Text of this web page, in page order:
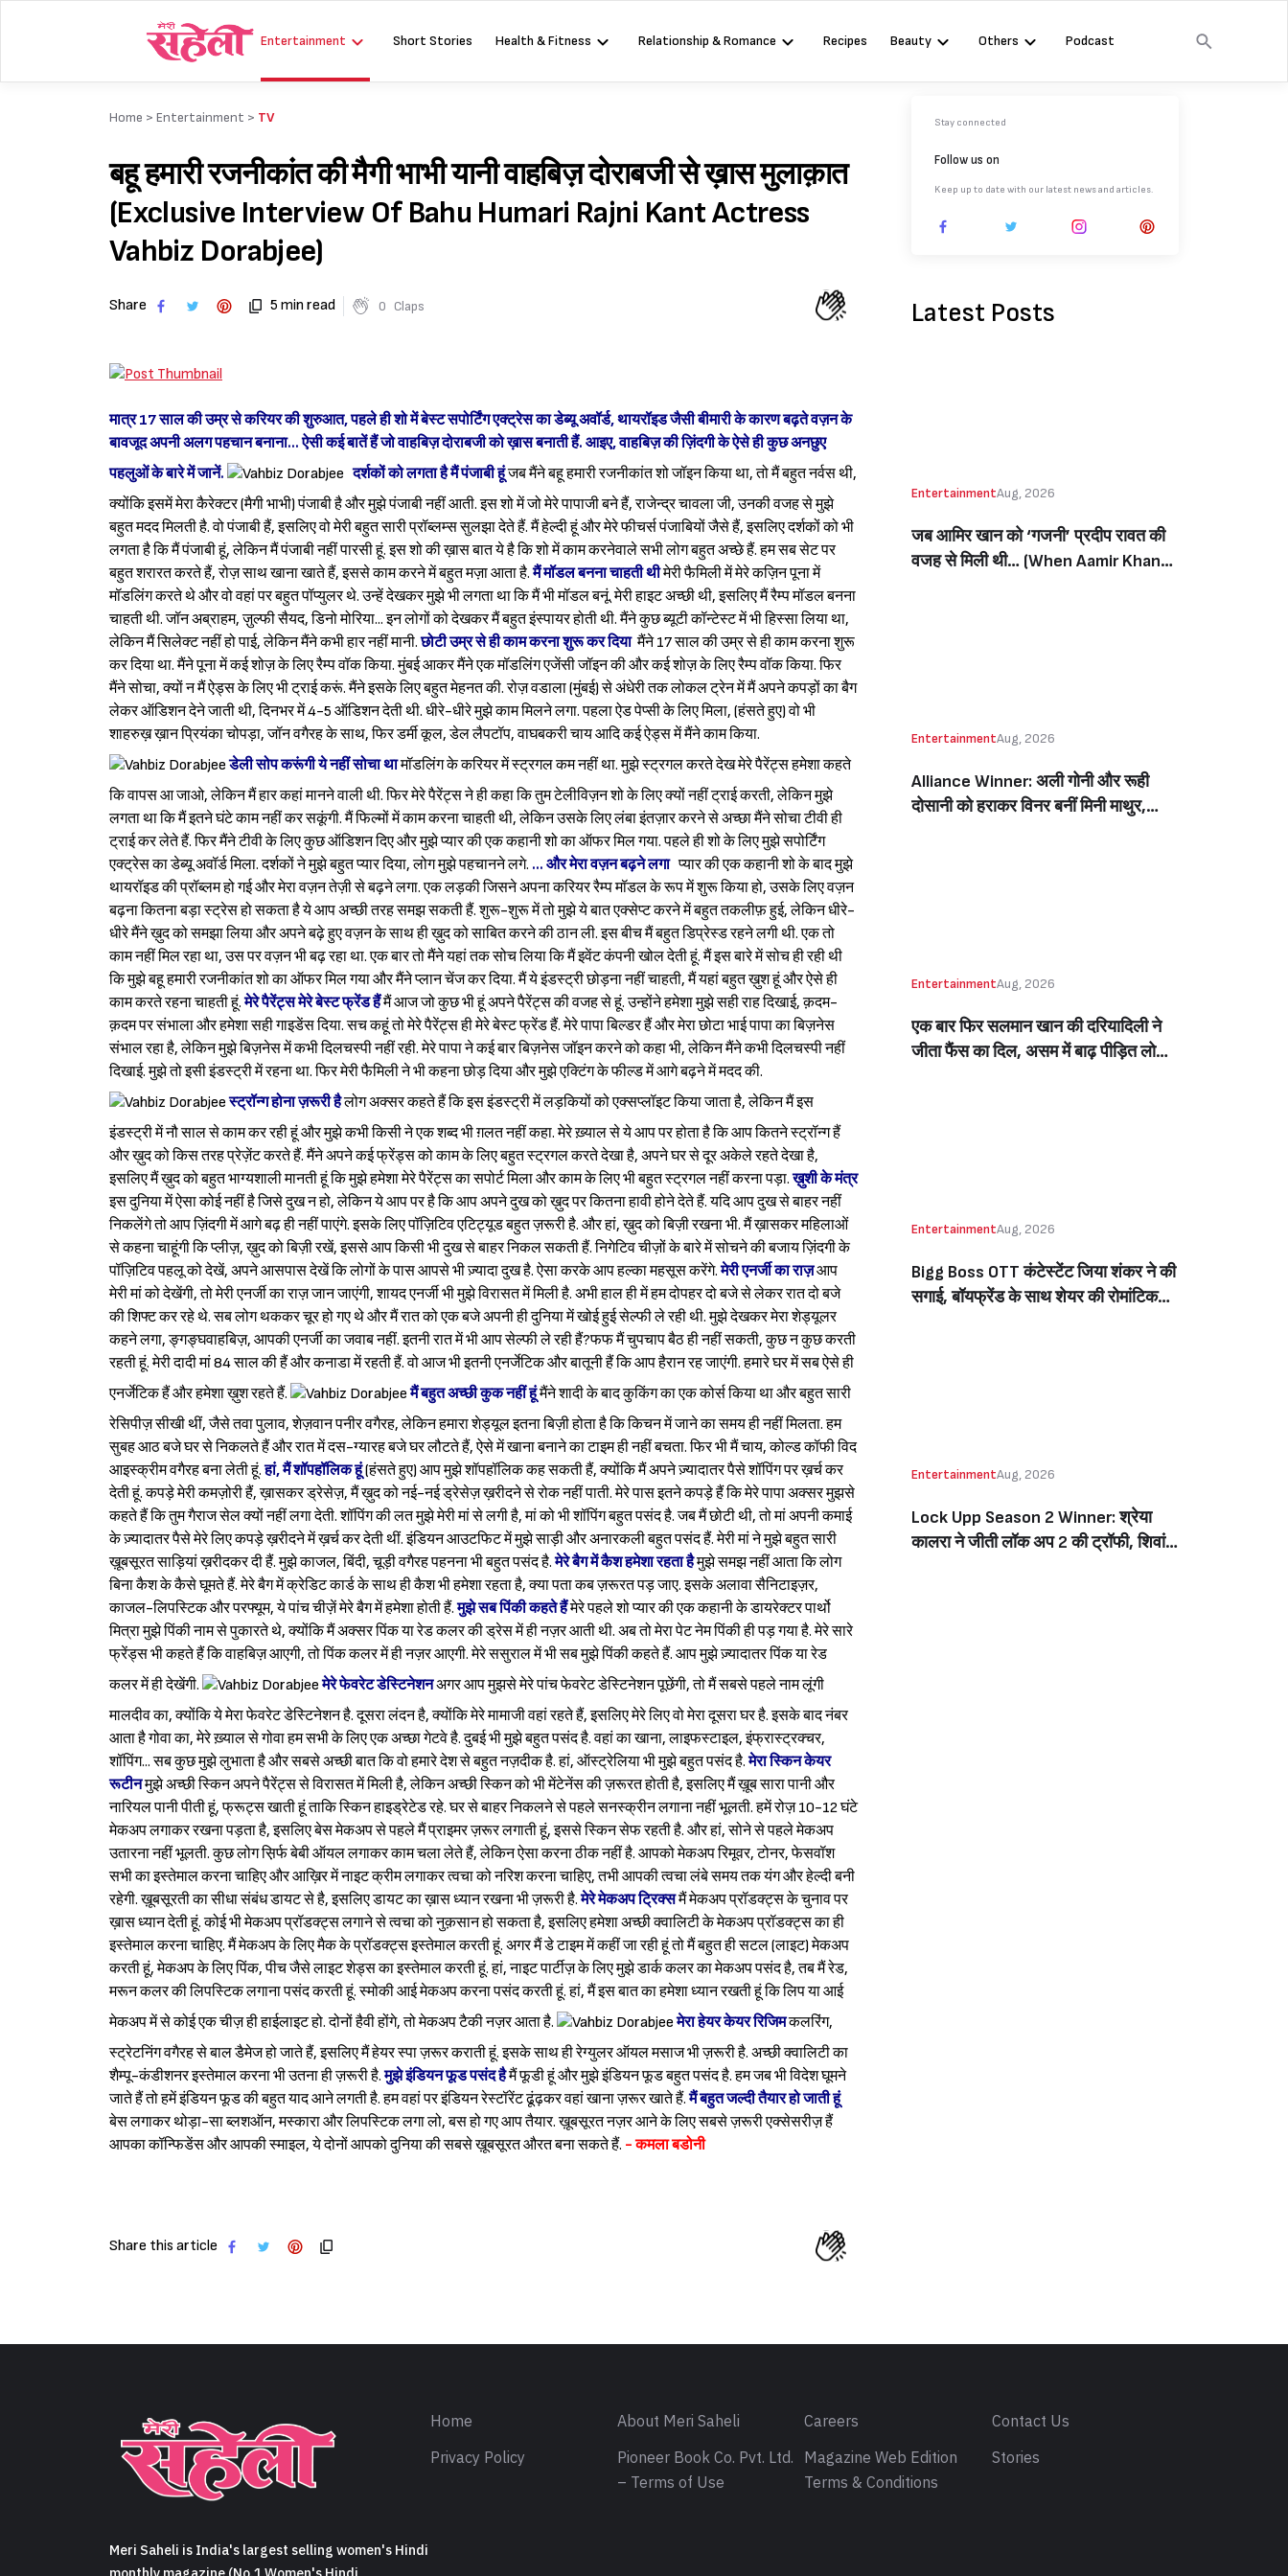
Sign in
Entertainment Short Stories Health & Fitness Relationship & Romance Recipes Beauty Others Podcast
Home > Entertainment > TV
बहू हमारी रजनीकांत की मैगी भाभी यानी वाहबिज़ दोराबजी से ख़ास मुलाक़ात
(Exclusive Interview Of Bahu Humari Rajni Kant Actress
Vahbiz Dorabjee)
Share 5 min read 0 Claps
मात्र 17 साल की उम्र से करियर की शुरुआत, पहले ही शो में बेस्ट सपोर्टिंग एक्ट्रेस का डेब्यू अवॉर्ड, थायरॉइड जैसी बीमारी के कारण बढ़ते वज़न के
बावजूद अपनी अलग पहचान बनाना... ऐसी कई बातें हैं जो वाहबिज़ दोराबजी को ख़ास बनाती हैं. आइए, वाहबिज़ की ज़िंदगी के ऐसे ही कुछ अनछुए
पहलुओं के बारे में जानें.
दर्शकों को लगता है मैं पंजाबी हूंजब मैंने बहू हमारी रजनीकांत शो जॉइन किया था, तो मैं बहुत नर्वस थी,
क्योंकि इसमें मेरा कैरेक्टर (मैगी भाभी) पंजाबी है और मुझे पंजाबी नहीं आती. इस शो में जो मेरे पापाजी बने हैं, राजेन्द्र चावला जी, उनकी वजह से मुझे
बहुत मदद मिलती है. वो पंजाबी हैं, इसलिए वो मेरी बहुत सारी प्रॉब्लम्स सुलझा देते हैं. मैं हेल्दी हूं और मेरे फीचर्स पंजाबियों जैसे हैं, इसलिए दर्शकों को भी
लगता है कि मैं पंजाबी हूं, लेकिन मैं पंजाबी नहीं पारसी हूं. इस शो की ख़ास बात ये है कि शो में काम करनेवाले सभी लोग बहुत अच्छे हैं. हम सब सेट पर
बहुत शरारत करते हैं, रोज़ साथ खाना खाते हैं, इससे काम करने में बहुत मज़ा आता है.मैं मॉडल बनना चाहती थीमेरी फैमिली में मेरे कज़िन पूना में
मॉडलिंग करते थे और वो वहां पर बहुत पॉप्युलर थे. उन्हें देखकर मुझे भी लगता था कि मैं भी मॉडल बनूं. मेरी हाइट अच्छी थी, इसलिए मैं रैम्प मॉडल बनना
चाहती थी. जॉन अब्राहम, ज़ुल्फी सैयद, डिनो मोरिया... इन लोगों को देखकर मैं बहुत इंस्पायर होती थी. मैंने कुछ ब्यूटी कॉन्टेस्ट में भी हिस्सा लिया था,
लेकिन मैं सिलेक्ट नहीं हो पाई, लेकिन मैंने कभी हार नहीं मानी.छोटी उम्र से ही काम करना शुरू कर दिया मैंने 17 साल की उम्र से ही काम करना शुरू
कर दिया था. मैंने पूना में कई शोज़ के लिए रैम्प वॉक किया. मुंबई आकर मैंने एक मॉडलिंग एजेंसी जॉइन की और कई शोज़ के लिए रैम्प वॉक किया. फिर
मैंने सोचा, क्यों न मैं ऐड्स के लिए भी ट्राई करूं. मैंने इसके लिए बहुत मेहनत की. रोज़ वडाला (मुंबई) से अंधेरी तक लोकल ट्रेन में मैं अपने कपड़ों का बैग
लेकर ऑडिशन देने जाती थी, दिनभर में 4-5 ऑडिशन देती थी. धीरे-धीरे मुझे काम मिलने लगा. पहला ऐड पेप्सी के लिए मिला, (हंसते हुए) वो भी
शाहरुख़ ख़ान प्रियंका चोपड़ा, जॉन वगैरह के साथ, फिर डर्मी कूल, डेल लैपटॉप, वाघबकरी चाय आदि कई ऐड्स में मैंने काम किया.
डेली सोप करूंगी ये नहीं सोचा थामॉडलिंग के करियर में स्ट्रगल कम नहीं था. मुझे स्ट्रगल करते देख मेरे पैरेंट्स हमेशा कहते
कि वापस आ जाओ, लेकिन मैं हार कहां मानने वाली थी. फिर मेरे पैरेंट्स ने ही कहा कि तुम टेलीविज़न शो के लिए क्यों नहीं ट्राई करती, लेकिन मुझे
लगता था कि मैं इतने घंटे काम नहीं कर सकूंगी. मैं फिल्मों में काम करना चाहती थी, लेकिन उसके लिए लंबा इंतज़ार करने से अच्छा मैंने सोचा टीवी ही
ट्राई कर लेते हैं. फिर मैंने टीवी के लिए कुछ ऑडिशन दिए और मुझे प्यार की एक कहानी शो का ऑफर मिल गया. पहले ही शो के लिए मुझे सपोर्टिंग
एक्ट्रेस का डेब्यू अवॉर्ड मिला. दर्शकों ने मुझे बहुत प्यार दिया, लोग मुझे पहचानने लगे. ... और मेरा वज़न बढ़ने लगा प्यार की एक कहानी शो के बाद मुझे
थायरॉइड की प्रॉब्लम हो गई और मेरा वज़न तेज़ी से बढ़ने लगा. एक लड़की जिसने अपना करियर रैम्प मॉडल के रूप में शुरू किया हो, उसके लिए वज़न
बढ़ना कितना बड़ा स्ट्रेस हो सकता है ये आप अच्छी तरह समझ सकती हैं. शुरू-शुरू में तो मुझे ये बात एक्सेप्ट करने में बहुत तकलीफ़ हुई, लेकिन धीरे-
धीरे मैंने ख़ुद को समझा लिया और अपने बढ़े हुए वज़न के साथ ही ख़ुद को साबित करने की ठान ली. इस बीच मैं बहुत डिप्रेस्ड रहने लगी थी. एक तो
काम नहीं मिल रहा था, उस पर वज़न भी बढ़ रहा था. एक बार तो मैंने यहां तक सोच लिया कि मैं इवेंट कंपनी खोल देती हूं. मैं इस बारे में सोच ही रही थी
कि मुझे बहू हमारी रजनीकांत शो का ऑफर मिल गया और मैंने प्लान चेंज कर दिया. मैं ये इंडस्ट्री छोड़ना नहीं चाहती, मैं यहां बहुत ख़ुश हूं और ऐसे ही
काम करते रहना चाहती हूं.मेरे पैरेंट्स मेरे बेस्ट फ्रेंड हैंमैं आज जो कुछ भी हूं अपने पैरेंट्स की वजह से हूं. उन्होंने हमेशा मुझे सही राह दिखाई, क़दम-
क़दम पर संभाला और हमेशा सही गाइडेंस दिया. सच कहूं तो मेरे पैरेंट्स ही मेरे बेस्ट फ्रेंड हैं. मेरे पापा बिल्डर हैं और मेरा छोटा भाई पापा का बिज़नेस
संभाल रहा है, लेकिन मुझे बिज़नेस में कभी दिलचस्पी नहीं रही. मेरे पापा ने कई बार बिज़नेस जॉइन करने को कहा भी, लेकिन मैंने कभी दिलचस्पी नहीं
दिखाई. मुझे तो इसी इंडस्ट्री में रहना था. फिर मेरी फैमिली ने भी कहना छोड़ दिया और मुझे एक्टिंग के फील्ड में आगे बढ़ने में मदद की.
स्ट्रॉन्ग होना ज़रूरी हैलोग अक्सर कहते हैं कि इस इंडस्ट्री में लड़कियों को एक्सप्लॉइट किया जाता है, लेकिन मैं इस
इंडस्ट्री में नौ साल से काम कर रही हूं और मुझे कभी किसी ने एक शब्द भी ग़लत नहीं कहा. मेरे ख़्याल से ये आप पर होता है कि आप कितने स्ट्रॉन्ग हैं
और ख़ुद को किस तरह प्रेज़ेंट करते हैं. मैंने अपने कई फ्रेंड्स को काम के लिए बहुत स्ट्रगल करते देखा है, अपने घर से दूर अकेले रहते देखा है,
इसलिए मैं ख़ुद को बहुत भाग्यशाली मानती हूं कि मुझे हमेशा मेरे पैरेंट्स का सपोर्ट मिला और काम के लिए भी बहुत स्ट्रगल नहीं करना पड़ा.ख़ुशी के मंत्र
इस दुनिया में ऐसा कोई नहीं है जिसे दुख न हो, लेकिन ये आप पर है कि आप अपने दुख को ख़ुद पर कितना हावी होने देते हैं. यदि आप दुख से बाहर नहीं
निकलेंगे तो आप ज़िंदगी में आगे बढ़ ही नहीं पाएंगे. इसके लिए पॉज़िटिव एटिट्यूड बहुत ज़रूरी है. और हां, ख़ुद को बिज़ी रखना भी. मैं ख़ासकर महिलाओं
से कहना चाहूंगी कि प्लीज़, ख़ुद को बिज़ी रखें, इससे आप किसी भी दुख से बाहर निकल सकती हैं. निगेटिव चीज़ों के बारे में सोचने की बजाय ज़िंदगी के
पॉज़िटिव पहलू को देखें, अपने आसपास देखें कि लोगों के पास आपसे भी ज़्यादा दुख है. ऐसा करके आप हल्का महसूस करेंगे.मेरी एनर्जी का राज़आप
मेरी मां को देखेंगी, तो मेरी एनर्जी का राज़ जान जाएंगी, शायद एनर्जी भी मुझे विरासत में मिली है. अभी हाल ही में हम दोपहर दो बजे से लेकर रात दो बजे
की शिफ्ट कर रहे थे. सब लोग थककर चूर हो गए थे और मैं रात को एक बजे अपनी ही दुनिया में खोई हुई सेल्फी ले रही थी. मुझे देखकर मेरा शेड्यूलर
कहने लगा, ङ्गङ्घवाहबिज़, आपकी एनर्जी का जवाब नहीं. इतनी रात में भी आप सेल्फी ले रही हैं?फफ मैं चुपचाप बैठ ही नहीं सकती, कुछ न कुछ करती
रहती हूं. मेरी दादी मां 84 साल की हैं और कनाडा में रहती हैं. वो आज भी इतनी एनर्जेटिक और बातूनी हैं कि आप हैरान रह जाएंगी. हमारे घर में सब ऐसे ही
एनर्जेटिक हैं और हमेशा ख़ुश रहते हैं.
मैं बहुत अच्छी कुक नहीं हूंमैंने शादी के बाद कुकिंग का एक कोर्स किया था और बहुत सारी
रेसिपीज़ सीखी थीं, जैसे तवा पुलाव, शेज़वान पनीर वगैरह, लेकिन हमारा शेड्यूल इतना बिज़ी होता है कि किचन में जाने का समय ही नहीं मिलता. हम
सुबह आठ बजे घर से निकलते हैं और रात में दस-ग्यारह बजे घर लौटते हैं, ऐसे में खाना बनाने का टाइम ही नहीं बचता. फिर भी मैं चाय, कोल्ड कॉफी विद
आइस्क्रीम वगैरह बना लेती हूं.हां, मैं शॉपहॉलिक हूं(हंसते हुए) आप मुझे शॉपहॉलिक कह सकती हैं, क्योंकि मैं अपने ज़्यादातर पैसे शॉपिंग पर ख़र्च कर
देती हूं. कपड़े मेरी कमज़ोरी हैं, ख़ासकर ड्रेसेज़, मैं ख़ुद को नई-नई ड्रेसेज़ ख़रीदने से रोक नहीं पाती. मेरे पास इतने कपड़े हैं कि मेरे पापा अक्सर मुझसे
कहते हैं कि तुम गैराज सेल क्यों नहीं लगा देती. शॉपिंग की लत मुझे मेरी मां से लगी है, मां को भी शॉपिंग बहुत पसंद है. जब मैं छोटी थी, तो मां अपनी कमाई
के ज़्यादातर पैसे मेरे लिए कपड़े ख़रीदने में ख़र्च कर देती थीं. इंडियन आउटफिट में मुझे साड़ी और अनारकली बहुत पसंद हैं. मेरी मां ने मुझे बहुत सारी
ख़ूबसूरत साड़ियां ख़रीदकर दी हैं. मुझे काजल, बिंदी, चूड़ी वगैरह पहनना भी बहुत पसंद है.मेरे बैग में कैश हमेशा रहता हैमुझे समझ नहीं आता कि लोग
बिना कैश के कैसे घूमते हैं. मेरे बैग में क्रेडिट कार्ड के साथ ही कैश भी हमेशा रहता है, क्या पता कब ज़रूरत पड़ जाए. इसके अलावा सैनिटाइज़र,
काजल-लिपस्टिक और परफ्यूम, ये पांच चीज़ें मेरे बैग में हमेशा होती हैं.मुझे सब पिंकी कहते हैंमेरे पहले शो प्यार की एक कहानी के डायरेक्टर पार्थो
मित्रा मुझे पिंकी नाम से पुकारते थे, क्योंकि मैं अक्सर पिंक या रेड कलर की ड्रेस में ही नज़र आती थी. अब तो मेरा पेट नेम पिंकी ही पड़ गया है. मेरे सारे
फ्रेंड्स भी कहते हैं कि वाहबिज़ आएगी, तो पिंक कलर में ही नज़र आएगी. मेरे ससुराल में भी सब मुझे पिंकी कहते हैं. आप मुझे ज़्यादातर पिंक या रेड
कलर में ही देखेंगी.
मेरे फेवरेट डेस्टिनेशनअगर आप मुझसे मेरे पांच फेवरेट डेस्टिनेशन पूछेंगी, तो मैं सबसे पहले नाम लूंगी
मालदीव का, क्योंकि ये मेरा फेवरेट डेस्टिनेशन है. दूसरा लंदन है, क्योंकि मेरे मामाजी वहां रहते हैं, इसलिए मेरे लिए वो मेरा दूसरा घर है. इसके बाद नंबर
आता है गोवा का, मेरे ख़्याल से गोवा हम सभी के लिए एक अच्छा गेटवे है. दुबई भी मुझे बहुत पसंद है. वहां का खाना, लाइफस्टाइल, इंफ्रास्ट्रक्चर,
शॉपिंग... सब कुछ मुझे लुभाता है और सबसे अच्छी बात कि वो हमारे देश से बहुत नज़दीक है. हां, ऑस्ट्रेलिया भी मुझे बहुत पसंद है.मेरा स्किन केयर
रूटीनमुझे अच्छी स्किन अपने पैरेंट्स से विरासत में मिली है, लेकिन अच्छी स्किन को भी मेंटेनेंस की ज़रूरत होती है, इसलिए मैं ख़ूब सारा पानी और
नारियल पानी पीती हूं, फ्रूट्स खाती हूं ताकि स्किन हाइड्रेटेड रहे. घर से बाहर निकलने से पहले सनस्क्रीन लगाना नहीं भूलती. हमें रोज़ 10-12 घंटे
मेकअप लगाकर रखना पड़ता है, इसलिए बेस मेकअप से पहले मैं प्राइमर ज़रूर लगाती हूं, इससे स्किन सेफ रहती है. और हां, सोने से पहले मेकअप
उतारना नहीं भूलती. कुछ लोग स़िर्फ बेबी ऑयल लगाकर काम चला लेते हैं, लेकिन ऐसा करना ठीक नहीं है. आपको मेकअप रिमूवर, टोनर, फेसवॉश
सभी का इस्तेमाल करना चाहिए और आख़िर में नाइट क्रीम लगाकर त्वचा को नरिश करना चाहिए, तभी आपकी त्वचा लंबे समय तक यंग और हेल्दी बनी
रहेगी. ख़ूबसूरती का सीधा संबंध डायट से है, इसलिए डायट का ख़ास ध्यान रखना भी ज़रूरी है.मेरे मेकअप ट्रिक्समैं मेकअप प्रॉडक्ट्स के चुनाव पर
ख़ास ध्यान देती हूं. कोई भी मेकअप प्रॉडक्ट्स लगाने से त्वचा को नुक़सान हो सकता है, इसलिए हमेशा अच्छी क्वालिटी के मेकअप प्रॉडक्ट्स का ही
इस्तेमाल करना चाहिए. मैं मेकअप के लिए मैक के प्रॉडक्ट्स इस्तेमाल करती हूं. अगर मैं डे टाइम में कहीं जा रही हूं तो मैं बहुत ही सटल (लाइट) मेकअप
करती हूं, मेकअप के लिए पिंक, पीच जैसे लाइट शेड्स का इस्तेमाल करती हूं. हां, नाइट पार्टीज़ के लिए मुझे डार्क कलर का मेकअप पसंद है, तब मैं रेड,
मरून कलर की लिपस्टिक लगाना पसंद करती हूं. स्मोकी आई मेकअप करना पसंद करती हूं. हां, मैं इस बात का हमेशा ध्यान रखती हूं कि लिप या आई
मेकअप में से कोई एक चीज़ ही हाईलाइट हो. दोनों हैवी होंगे, तो मेकअप टैकी नज़र आता है.
मेरा हेयर केयर रिजिमकलरिंग,
स्ट्रेटनिंग वगैरह से बाल डैमेज हो जाते हैं, इसलिए मैं हेयर स्पा ज़रूर कराती हूं. इसके साथ ही रेग्युलर ऑयल मसाज भी ज़रूरी है. अच्छी क्वालिटी का
शैम्पू-कंडीशनर इस्तेमाल करना भी उतना ही ज़रूरी है.मुझे इंडियन फूड पसंद हैमैं फूडी हूं और मुझे इंडियन फूड बहुत पसंद है. हम जब भी विदेश घूमने
जाते हैं तो हमें इंडियन फूड की बहुत याद आने लगती है. हम वहां पर इंडियन रेस्टॉरेंट ढूंढ़कर वहां खाना ज़रूर खाते हैं.मैं बहुत जल्दी तैयार हो जाती हूं
बेस लगाकर थोड़ा-सा ब्लशऑन, मस्कारा और लिपस्टिक लगा लो, बस हो गए आप तैयार. ख़ूबसूरत नज़र आने के लिए सबसे ज़रूरी एक्सेसरीज़ हैं
आपका कॉन्फिडेंस और आपकी स्माइल, ये दोनों आपको दुनिया की सबसे ख़ूबसूरत औरत बना सकते हैं. - कमला बडोनी
Share this article
Stay connected
Follow us on
Keep up to date with our latest news and articles.
Latest Posts
EntertainmentAug, 2026
जब आमिर खान को ‘गजनी’ प्रदीप रावत की
वजह से मिली थी… (When Aamir Khan
EntertainmentAug, 2026
Alliance Winner: अली गोनी और रूही
दोसानी को हराकर विनर बनीं मिनी माथुर,
EntertainmentAug, 2026
एक बार फिर सलमान खान की दरियादिली ने
जीता फैंस का दिल, असम में बाढ़ पीड़ित लोगों
EntertainmentAug, 2026
Bigg Boss OTT कंटेस्टेंट जिया शंकर ने की
सगाई, बॉयफ्रेंड के साथ शेयर की रोमांटिक
EntertainmentAug, 2026
Lock Upp Season 2 Winner: श्रेया
कालरा ने जीती लॉक अप 2 की ट्रॉफी, शिवांगी
Meri Saheli is India's largest selling women's Hindi
Home About Meri Saheli Careers
Contact Us
Privacy Policy
Pioneer Book Co. Pvt. Ltd.
– Terms of Use
Magazine Web Edition
Terms & Conditions
Stories